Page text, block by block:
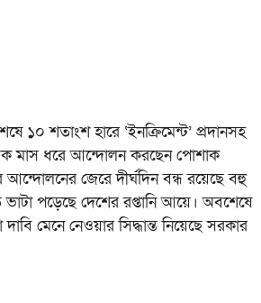
১০ শতাংশ হারে ‘ইনক্রিমেন্ট’ প্রদানসহ
এক মাস ধরে আন্দোলন করছেন পোশাক
আন্দোলনের জেরে দীর্ঘদিন বন্ধ রয়েছে বহু
পড়েছে দেশের রপ্তানি আয়ে। অবশেষে
মেনে নেওয়ার সিদ্ধান্ত নিয়েছে সরকার